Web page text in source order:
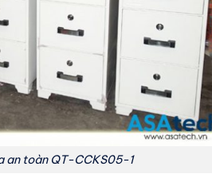
an toàn QT-CCKS05-1